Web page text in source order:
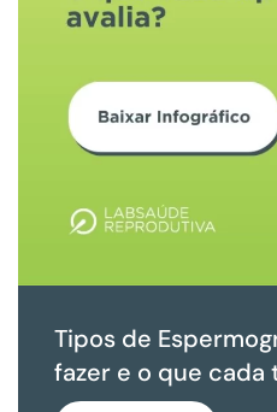
Tipos de
fazer e o que cada